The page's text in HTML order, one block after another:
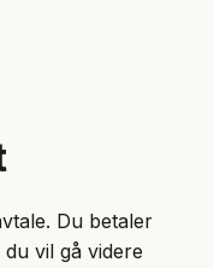
Du betaler
vil gå videre